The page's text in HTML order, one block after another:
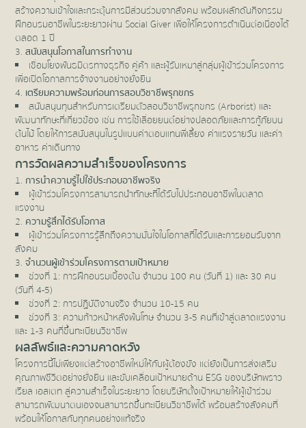
สร้างความเข้าใจและกระตุ้นการมีส่วนร่วมจากสังคม พร้อมผลักดันกิจกรรม
ฝึกอบรมอาชีพในระยะยาวผ่าน Social Giver เพื่อให้โครงการดำเนินต่อเนื่องได้
ตลอด 1 ปี
สนับสนุนโอกาสในการทำงาน
เชื่อมโยงพันธมิตรทางธุรกิจ คู่ค้า และผู้รับเหมาสู่กลุ่มผู้เข้าร่วมโครงการ
เพื่อเปิดโอกาสการจ้างงานอย่างยั่งยืน
เตรียมความพร้อมก่อนการสอบวิชาชีพรุกขกร
สนับสนุนทุนสำหรับการเตรียมตัวสอบวิชาชีพรุกขกร (Arborist) และ
พัฒนาทักษะที่เกี่ยวข้อง เช่น การใช้เลื่อยยนต์อย่างปลอดภัยและการกู้ภัยบน
ต้นไม้ โดยให้การสนับสนุนในรูปแบบค่าตอบแทนพี่เลี้ยง ค่าแรงรายวัน และค่า
อาหาร ค่าเดินทาง
การวัดผลความสำเร็จของโครงการ
การนำความรู้ไปใช้ประกอบอาชีพจริง
ผู้เข้าร่วมโครงการสามารถนำทักษะที่ได้รับไปประกอบอาชีพในตลาด
แรงงาน
ความรู้สึกได้รับโอกาส
ผู้เข้าร่วมโครงการรู้สึกถึงความมั่นใจในโอกาสที่ได้รับและการยอมรับจาก
สังคม
จำนวนผู้เข้าร่วมโครงการตามเป้าหมาย
ช่วงที่ 1: การฝึกอบรมเบื้องต้น จำนวน 100 คน (วันที่ 1) และ 30 คน
(วันที่ 4-5)
ช่วงที่ 2: การปฏิบัติงานจริง จำนวน 10-15 คน
ช่วงที่ 3: ความก้าวหน้าหลังพ้นโทษ จำนวน 3-5 คนที่เข้าสู่ตลาดแรงงาน
และ 1-3 คนที่ขึ้นทะเบียนวิชาชีพ
ผลลัพธ์และความคาดหวัง
โครงการนี้ไม่เพียงแต่สร้างอาชีพใหม่ให้กับผู้ต้องขัง แต่ยังเป็นการส่งเสริม
คุณภาพชีวิตอย่างยั่งยืน และขับเคลื่อนเป้าหมายด้าน ESG ของบริษัทพราว
เรียล เอสเตท สู่ความสำเร็จในระยะยาว โดยบริษัทตั้งเป้าหมายให้ผู้เข้าร่วม
สามารถพัฒนาตนเองจนสามารถขึ้นทะเบียนวิชาชีพได้ พร้อมสร้างสังคมที่
พร้อมให้โอกาสกับทุกคนอย่างแท้จริง